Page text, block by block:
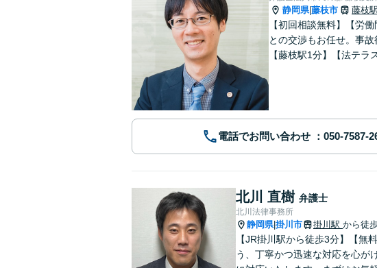
静岡県|藤枝市 藤枝駅
【初回相談無料】【労
との交渉もお任せ。事
【藤枝駅1分】【法テラ
電話でお問い合わせ
北川 直樹 弁護士
北川法律事務所
静岡県|掛川市 掛川駅 から徒
【JR掛川駅から徒歩3分】【無
う、丁寧かつ迅速な対応を心が